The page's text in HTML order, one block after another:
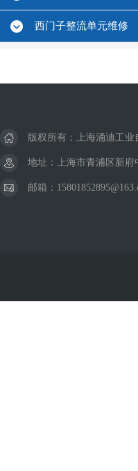
西门子整流单元维修
版权所有：上海涌迪工业
地址：上海市青浦区新府
邮箱：